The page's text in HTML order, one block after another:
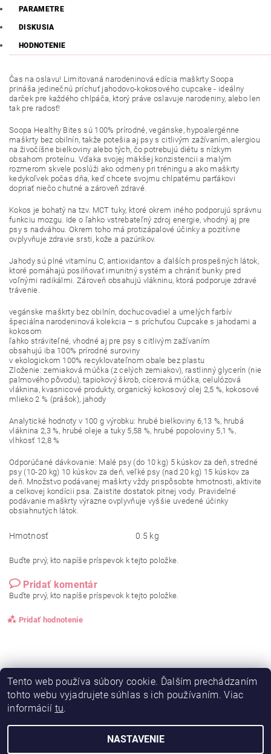
PARAMETRE
DISKUSIA
HODNOTENIE
Čas na oslavu! Limitovaná narodeninová edícia maškrty Soopa
prináša jedinečnú príchuť jahodovo-kokosového cupcake - ideálny
darček pre každého chlpáča, ktorý práve oslavuje narodeniny, alebo len
tak pre radosť!
Soopa Healthy Bites sú 100% prírodné, vegánske, hypoalergénne
maškrty bez obilnín, takže potešia aj psy s citlivým zažívaním, alergiou
na živočíšne bielkoviny alebo tých, čo potrebujú diétu s nízkym
obsahom proteínu. Vďaka svojej mäkšej konzistencii a malým
rozmerom skvele poslúži ako odmeny pri tréningu a ako maškrty
kedykoľvek počas dňa, keď chcete svojmu chlpatému parťákovi
dopriať niečo chutné a zároveň zdravé.
Kokos je bohatý na tzv. MCT tuky, ktoré okrem iného podporujú správnu
funkciu mozgu. Ide o ľahko vstrebateľný zdroj energie, vhodný aj pre
psy s nadváhou. Okrem toho má protizápalové účinky a pozitívne
ovplyvňuje zdravie srsti, kože a pazúrikov.
Jahody sú plné vitamínu C, antioxidantov a ďalších prospešných látok,
ktoré pomáhajú posilňovať imunitný systém a chrániť bunky pred
voľnými radikálmi. Zároveň obsahujú vlákninu, ktorá podporuje zdravé
trávenie.
vegánske maškrty bez obilnín, dochucovadiel a umelých farbív
špeciálna narodeninová kolekcia – s príchuťou Cupcake s jahodami a
kokosom
ľahko stráviteľné, vhodné aj pre psy s citlivým zažívaním
obsahujú iba 100% prírodné suroviny
v ekologickom 100% recyklovateľnom obale bez plastu
Zloženie: zemiaková múčka (z celých zemiakov), rastlinný glycerín (nie
palmového pôvodu), tapiokový škrob, cícerová múčka, celulózová
vláknina, kvasnicové produkty, organický kokosový olej 2,5 %, kokosové
mlieko 2 % (prášok), jahody
Analytické hodnoty v 100 g výrobku: hrubé bielkoviny 6,13 %, hrubá
vláknina 2,3 %, hrubé oleje a tuky 5,58 %, hrubé popoloviny 5,1 %,
vlhkosť 12,8 %
Odporúčané dávkovanie: Malé psy (do 10 kg) 5 kúskov za deň, stredné
psy (10-20 kg) 10 kúskov za deň, veľké psy (nad 20 kg) 15 kúskov za
deň. Množstvo podávanej maškrty vždy prispôsobte hmotnosti, aktivite
a celkovej kondícii psa. Zaistite dostatok pitnej vody. Pravidelné
podávanie maškrty výrazne ovplyvňuje vyššie uvedené účinky
obsiahnutých látok.
Hmotnosť 0.5 kg
Buďte prvý, kto napíše príspevok k tejto položke.
Pridať komentár
Buďte prvý, kto napíše príspevok k tejto položke.
Pridať hodnotenie
Tento web používa súbory cookie. Ďalším prechádzaním
tohto webu vyjadrujete súhlas s ich používaním. Viac
informácií tu.
NASTAVENIE